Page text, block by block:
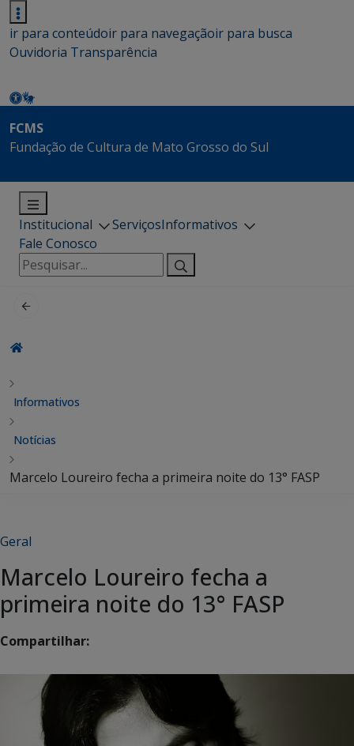
ir para conteúdoir para navegaçãoir para busca
Ouvidoria Transparência
FCMS
Fundação de Cultura de Mato Grosso do Sul
Institucional ServiçosInformativos
Fale Conosco
Pesquisar
por:
Informativos
Notícias
Marcelo Loureiro fecha a primeira noite do 13° FASP
Geral
Marcelo Loureiro fecha a
primeira noite do 13° FASP
Compartilhar: